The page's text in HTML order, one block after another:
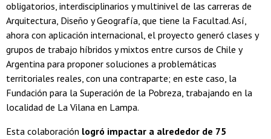
obligatorios, interdisciplinarios y multinivel de las carreras de
Arquitectura, Diseño y Geografía, que tiene la Facultad. Así,
ahora con aplicación internacional, el proyecto generó clases y
grupos de trabajo híbridos y mixtos entre cursos de Chile y
Argentina para proponer soluciones a problemáticas
territoriales reales, con una contraparte; en este caso, la
Fundación para la Superación de la Pobreza, trabajando en la
localidad de La Vilana en Lampa.
Esta colaboración logró impactar a alrededor de 75